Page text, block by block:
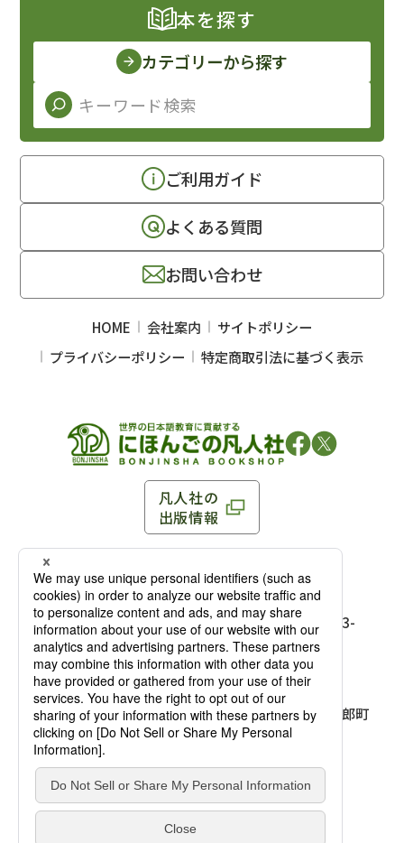
凡人社の
出版情報
〒102-0093 東京都千代田区平河町 1-3-13 8F
TEL：03-3263-3959／FAX：03-3263-3116
麹町店
〒102-0093 東京都千代田区平河町1-3-
13 8F［アクセス］
TEL：03-3239-8673／FAX：03-3263-
3116
大阪店
〒541-0056 大阪府大阪市中央区久太郎町
4-2-10
大西ビルディング 1階［
TEL：06-4256-2684／FAX：03-6733-
7887
本を探す
カテゴリーから探す
ご利用ガイド
よくある質問
お問い合わせ
HOME 会社案内
サイトポリシー
プライバシーポリシー
特定商取引法に基づく表示